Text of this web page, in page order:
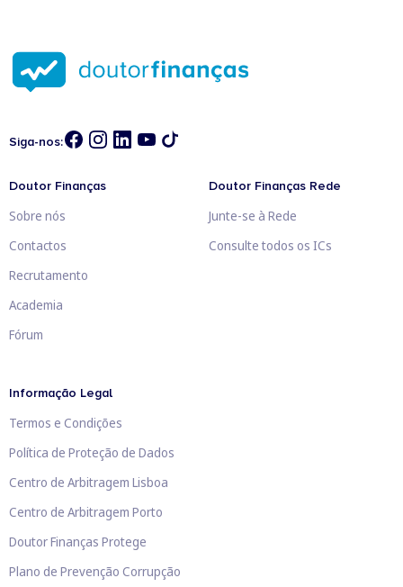
Siga-nos:
Doutor Finanças
Sobre nós
Contactos
Recrutamento
Academia
Fórum
Doutor Finanças Rede
Junte-se à Rede
Consulte todos os ICs
Informação Legal
Termos e Condições
Política de Proteção de Dados
Centro de Arbitragem Lisboa
Centro de Arbitragem Porto
Doutor Finanças Protege
Plano de Prevenção Corrupção